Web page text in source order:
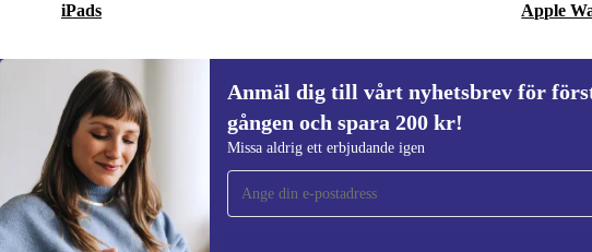
iPads Apple
Anmäl dig till vårt nyhetsbrev för
gången och spara 200 kr!
Missa aldrig ett erbjudande igen
Anmäl dig till vårt nyhetsbrev för första
gången och spara 200 kr!
Missa aldrig ett erbjudande igen.